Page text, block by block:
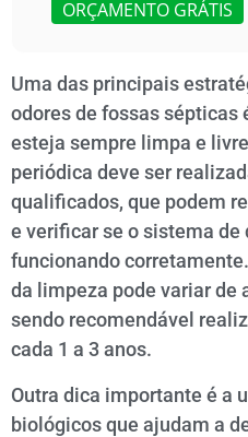
ORÇAMENTO GRÁTIS
Uma das principais
odores de fossas sépticas
esteja sempre limpa e
periódica deve ser
qualificados, que podem
e verificar se o sistema de
funcionando
da limpeza pode variar de
sendo recomendável
cada 1 a 3 anos.
Outra dica importante é a
biológicos que ajudam a